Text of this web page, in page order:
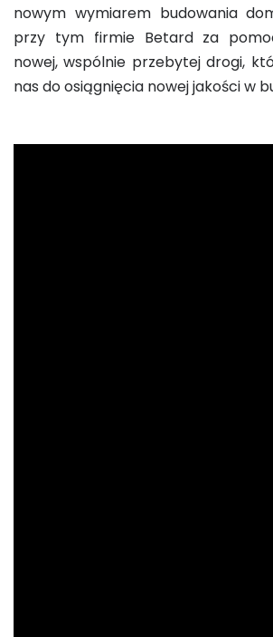
nowym wymiarem budowania
przy tym firmie Betard za
nowej, wspólnie przebytej drogi,
nas do osiągnięcia nowej jakości w